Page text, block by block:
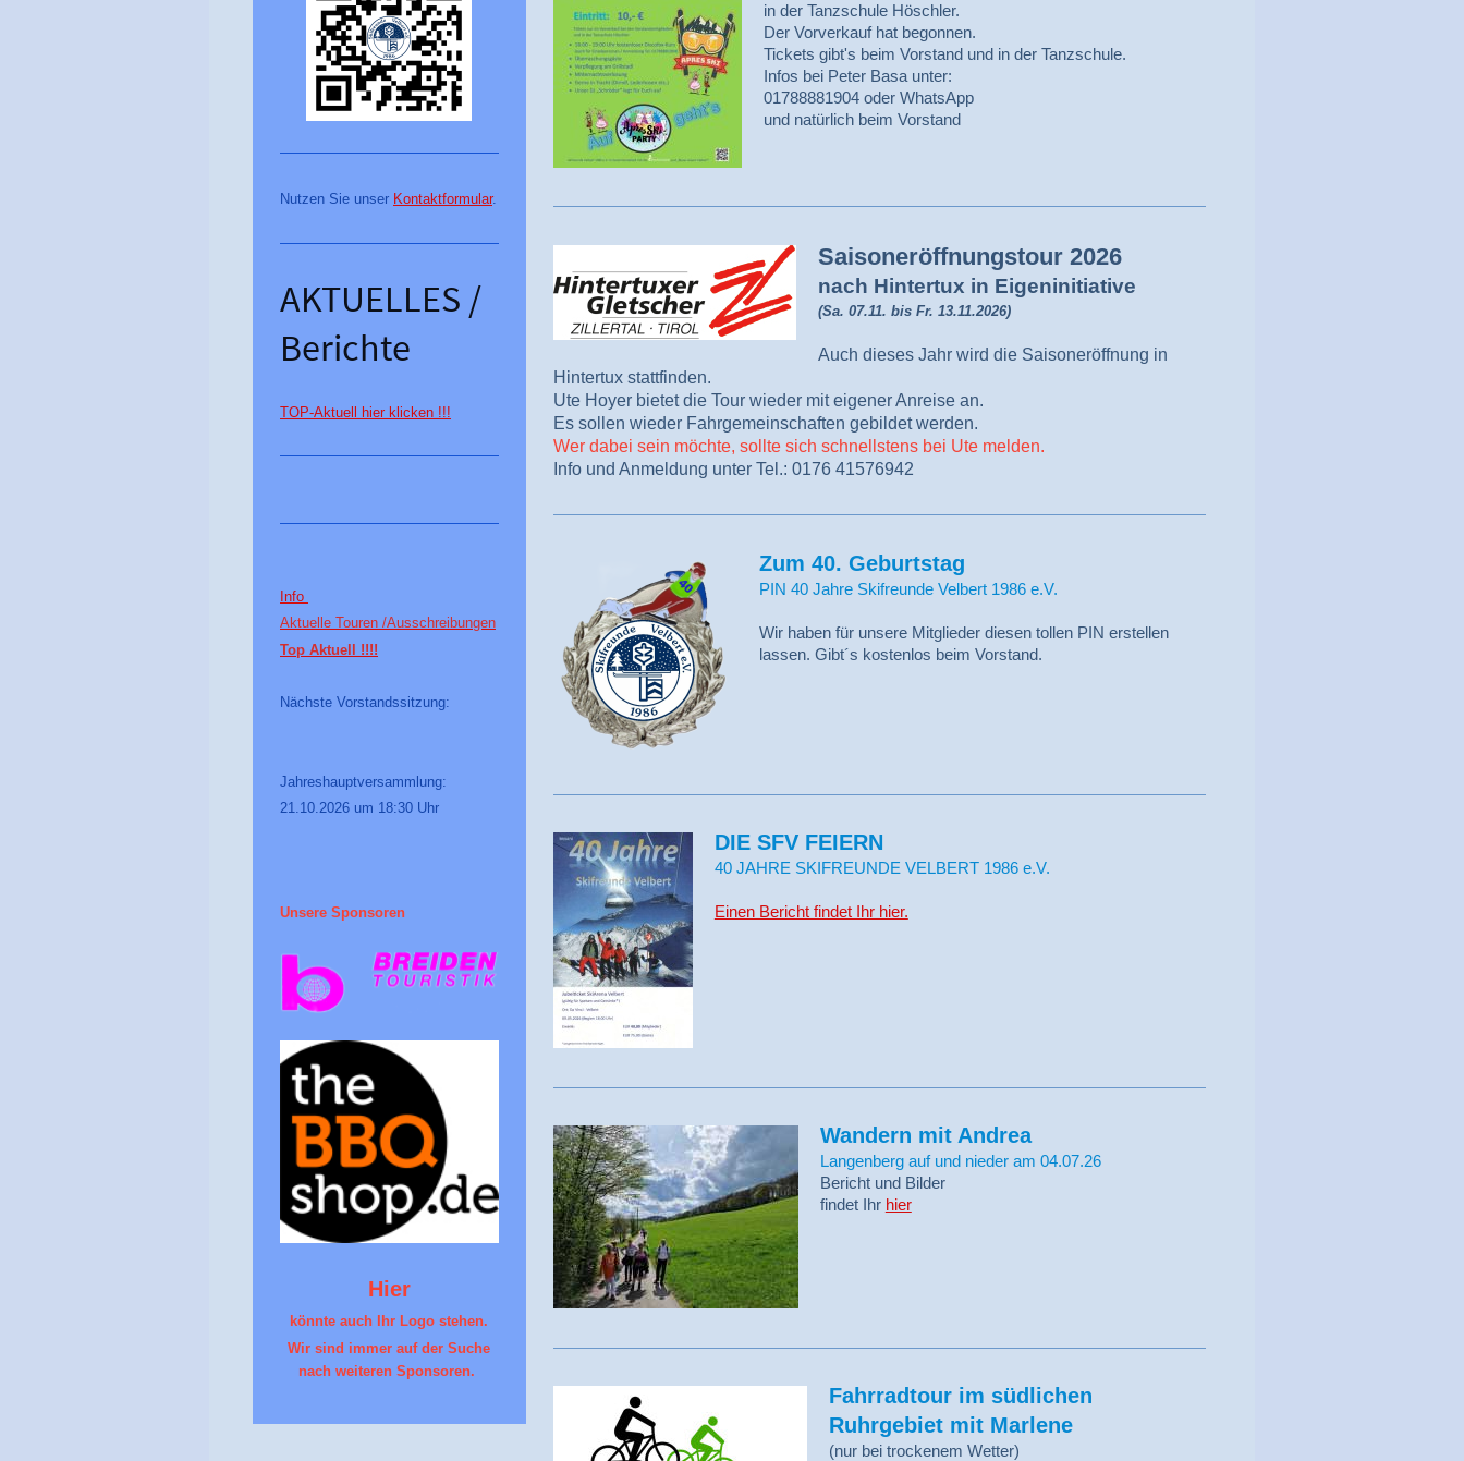
in der Tanzschule Höschler.
Der Vorverkauf hat begonnen.
Tickets gibt's beim Vorstand und in der Tanzschule.
Infos bei Peter Basa unter:
01788881904 oder WhatsApp
und natürlich beim Vorstand
Saisoneröffnungstour 2026
nach Hintertux in Eigeninitiative
(Sa. 07.11. bis Fr. 13.11.2026)
Auch dieses Jahr wird die Saisoneröffnung in
Hintertux stattfinden.
Ute Hoyer bietet die Tour wieder mit eigener Anreise an.
Es sollen wieder Fahrgemeinschaften gebildet werden.
Wer dabei sein möchte, sollte sich schnellstens bei Ute melden.
Info und Anmeldung unter Tel.: 0176 41576942
Zum 40. Geburtstag
PIN 40 Jahre Skifreunde Velbert 1986 e.V.
Wir haben für unsere Mitglieder diesen tollen PIN erstellen
lassen. Gibt´s kostenlos beim Vorstand.
DIE SFV FEIERN
40 JAHRE SKIFREUNDE VELBERT 1986 e.V.
Einen Bericht findet Ihr hier.
Wandern mit Andrea
Langenberg auf und nieder am 04.07.26
Bericht und Bilder
findet Ihr hier
Fahrradtour im südlichen
Ruhrgebiet mit Marlene
(nur bei trockenem Wetter)
Nutzen Sie unser Kontaktformular.
AKTUELLES /
Berichte
TOP-Aktuell hier klicken !!!
Info
Aktuelle Touren /Ausschreibungen
Top Aktuell !!!!
Nächste Vorstandssitzung:
Jahreshauptversammlung:
21.10.2026 um 18:30 Uhr
Unsere Sponsoren
Hier
könnte auch Ihr Logo stehen.
Wir sind immer auf der Suche
nach weiteren Sponsoren.